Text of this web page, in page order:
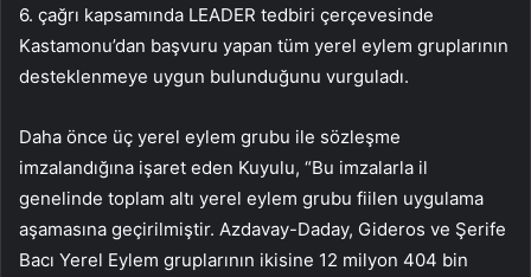
6. çağrı kapsamında LEADER tedbiri çerçevesinde
Kastamonu’dan başvuru yapan tüm yerel eylem gruplarının
desteklenmeye uygun bulunduğunu vurguladı.
Daha önce üç yerel eylem grubu ile sözleşme
imzalandığına işaret eden Kuyulu, “Bu imzalarla il
genelinde toplam altı yerel eylem grubu fiilen uygulama
aşamasına geçirilmiştir. Azdavay-Daday, Gideros ve Şerife
Bacı Yerel Eylem gruplarının ikisine 12 milyon 404 bin